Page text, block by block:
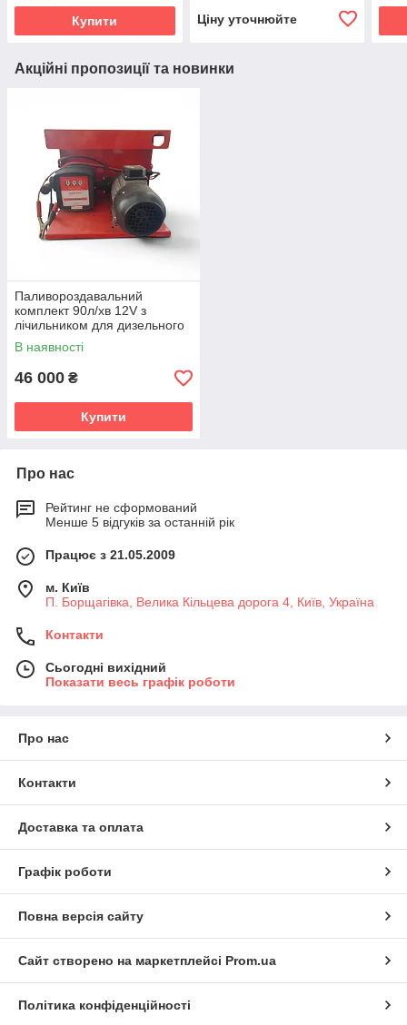
Купити Ціну уточнюйте
Акційні пропозиції та новинки
Паливороздавальний
комплект 90л/хв 12V з
лічильником для дизельного
пального
В наявності
46 000 ₴
Купити
Про нас
Рейтинг не сформований
Менше 5 відгуків за останній рік
Працює з 21.05.2009
м. Київ
П. Борщагівка, Велика Кільцева дорога 4, Київ, Україна
Контакти
Сьогодні вихідний
Показати весь графік роботи
Про нас
Контакти
Доставка та оплата
Графік роботи
Повна версія сайту
Сайт створено на маркетплейсі Prom.ua
Політика конфіденційності